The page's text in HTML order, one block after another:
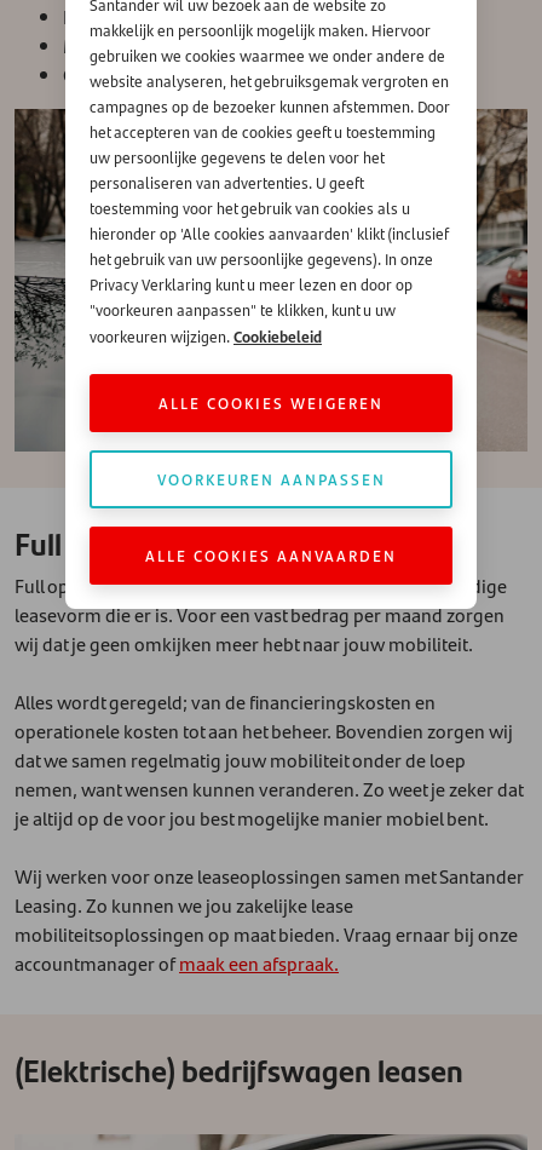
Fiscaal voordeel zoals de BTW teruggave
Met en zonder slottermijn mogelijk
Geen kilometerbeperking
Full Operational Lease
Full operational lease is de meest voorkomende en volledige
leasevorm die er is. Voor een vast bedrag per maand zorgen
wij dat je geen omkijken meer hebt naar jouw mobiliteit.
Alles wordt geregeld; van de financieringskosten en
operationele kosten tot aan het beheer. Bovendien zorgen wij
dat we samen regelmatig jouw mobiliteit onder de loep
nemen, want wensen kunnen veranderen. Zo weet je zeker dat
je altijd op de voor jou best mogelijke manier mobiel bent.
Wij werken voor onze leaseoplossingen samen met Santander
Leasing. Zo kunnen we jou zakelijke lease
mobiliteitsoplossingen op maat bieden. Vraag ernaar bij onze
accountmanager ofmaak een afspraak.
(Elektrische) bedrijfswagen leasen
Santander wil uw bezoek aan de website zo
makkelijk en persoonlijk mogelijk maken. Hiervoor
gebruiken we cookies waarmee we onder andere de
website analyseren, het gebruiksgemak vergroten en
campagnes op de bezoeker kunnen afstemmen. Door
het accepteren van de cookies geeft u toestemming
uw persoonlijke gegevens te delen voor het
personaliseren van advertenties. U geeft
toestemming voor het gebruik van cookies als u
hieronder op 'Alle cookies aanvaarden' klikt (inclusief
het gebruik van uw persoonlijke gegevens). In onze
Privacy Verklaring kunt u meer lezen en door op
"voorkeuren aanpassen" te klikken, kunt u uw
voorkeuren wijzigen.Cookiebeleid
ALLE COOKIES WEIGEREN
VOORKEUREN AANPASSEN
ALLE COOKIES AANVAARDEN